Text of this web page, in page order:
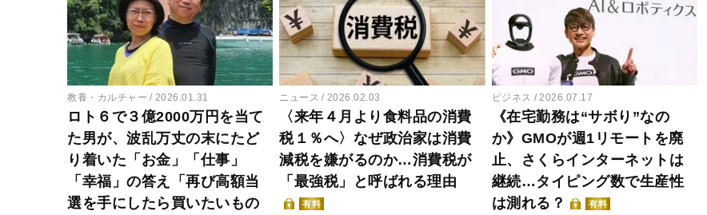
教養・カルチャー 2026.01.31
ロト６で３億2000万円を当て
た男が、波乱万丈の末にたど
り着いた「お金」「仕事」
「幸福」の答え「再び高額当
選を手にしたら買いたいもの
ニュース 2026.02.03
〈来年４月より食料品の消費
税１％へ〉なぜ政治家は消費
減税を嫌がるのか…消費税が
「最強税」と呼ばれる理由
有料
ビジネス 2026.07.17
《在宅勤務は“サボり”なの
か》GMOが週1リモートを廃
止、さくらインターネットは
継続…タイピング数で生産性
は測れる？
有料